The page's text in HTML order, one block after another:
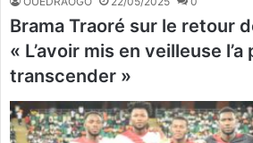
Brama Traoré sur le retour
« L’avoir mis en veilleuse
transcender »